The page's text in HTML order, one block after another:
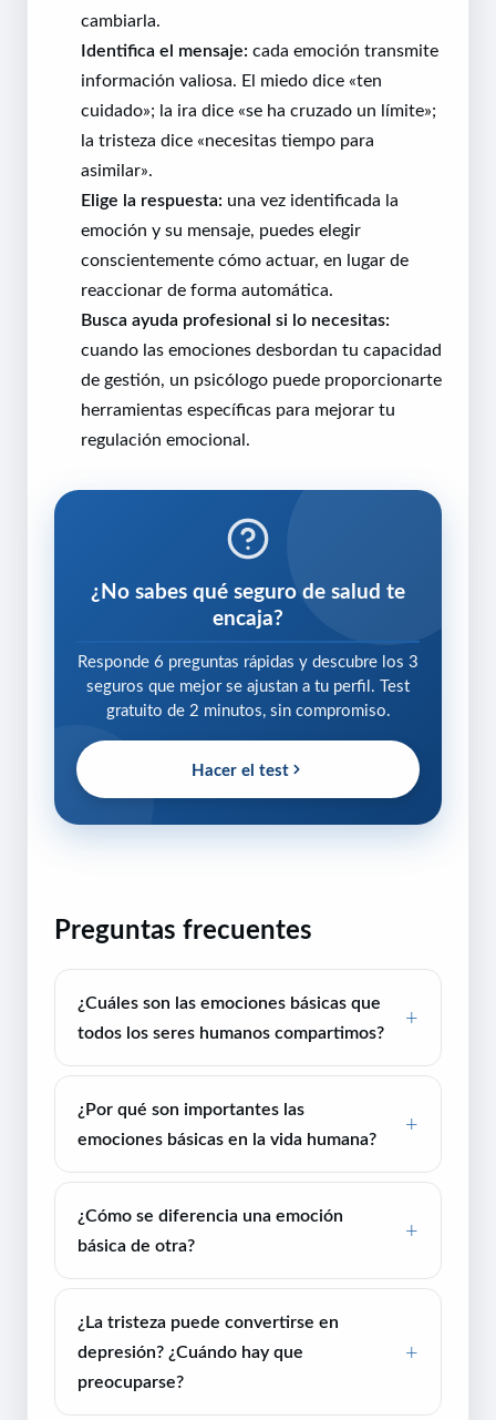
cambiarla.
Identifica el mensaje: cada emoción transmite
información valiosa. El miedo dice «ten
cuidado»; la ira dice «se ha cruzado un límite»;
la tristeza dice «necesitas tiempo para
asimilar».
Elige la respuesta: una vez identificada la
emoción y su mensaje, puedes elegir
conscientemente cómo actuar, en lugar de
reaccionar de forma automática.
Busca ayuda profesional si lo necesitas:
cuando las emociones desbordan tu capacidad
de gestión, un psicólogo puede proporcionarte
herramientas específicas para mejorar tu
regulación emocional.
¿No sabes qué seguro de salud te
encaja?
Responde 6 preguntas rápidas y descubre los 3
seguros que mejor se ajustan a tu perfil. Test
gratuito de 2 minutos, sin compromiso.
Hacer el test
Preguntas frecuentes
¿Cuáles son las emociones básicas que
todos los seres humanos compartimos?
¿Por qué son importantes las
emociones básicas en la vida humana?
¿Cómo se diferencia una emoción
básica de otra?
¿La tristeza puede convertirse en
depresión? ¿Cuándo hay que
preocuparse?